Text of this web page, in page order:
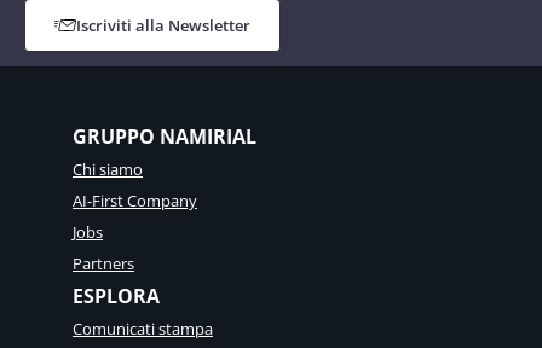
Iscriviti alla Newsletter
GRUPPO NAMIRIAL
Chi siamo
AI-First Company
Jobs
Partners
ESPLORA
Comunicati stampa